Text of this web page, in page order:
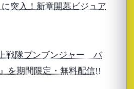
突入！新章開幕ビジュア
戦隊ブンブンジャー バ
を期間限定・無料配信!!